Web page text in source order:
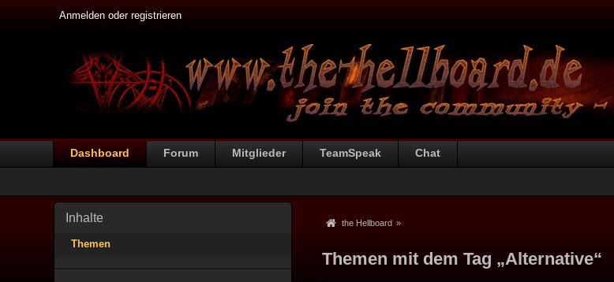
Anmelden oder registrieren
Dashboard Forum Mitglieder TeamSpeak Chat
Inhalte
Themen
the Hellboard »
Themen mit dem Tag „Alternative“